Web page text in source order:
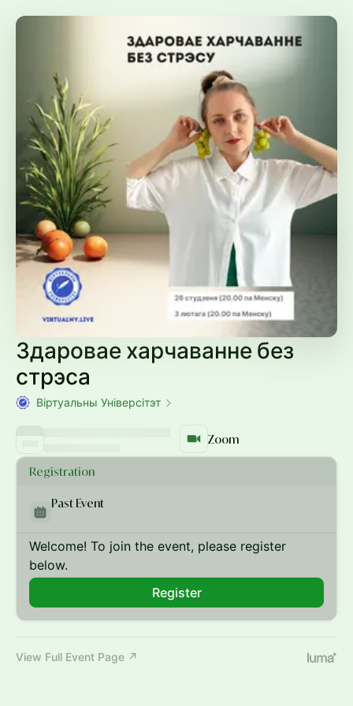
Здаровае харчаванне без
стрэса
Віртуальны Універсітэт
Zoom
Registration
Past Event
Welcome! To join the event, please register
below.
Register
View Full Event Page ↗